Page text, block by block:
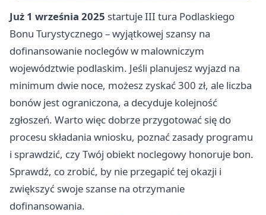
Już 1 września 2025 startuje III tura Podlaskiego
Bonu Turystycznego – wyjątkowej szansy na
dofinansowanie noclegów w malowniczym
województwie podlaskim. Jeśli planujesz wyjazd na
minimum dwie noce, możesz zyskać 300 zł, ale liczba
bonów jest ograniczona, a decyduje kolejność
zgłoszeń. Warto więc dobrze przygotować się do
procesu składania wniosku, poznać zasady programu
i sprawdzić, czy Twój obiekt noclegowy honoruje bon.
Sprawdź, co zrobić, by nie przegapić tej okazji i
zwiększyć swoje szanse na otrzymanie
dofinansowania.